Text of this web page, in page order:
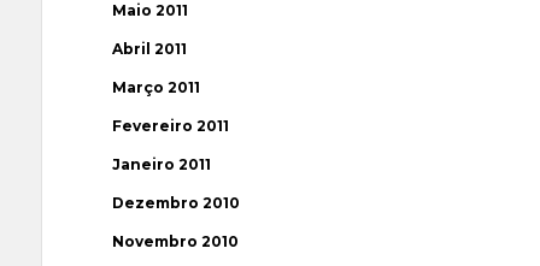
Maio 2011
Abril 2011
Março 2011
Fevereiro 2011
Janeiro 2011
Dezembro 2010
Novembro 2010